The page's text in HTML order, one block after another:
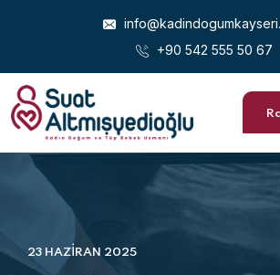
+90 542 555 50 67
23 HAZIRAN 2025